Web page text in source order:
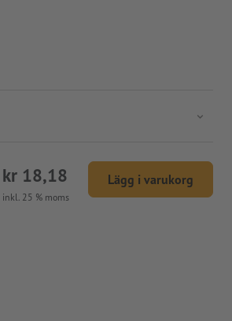
inkl. 25 % moms
kr 18,18 Lägg i varukorg